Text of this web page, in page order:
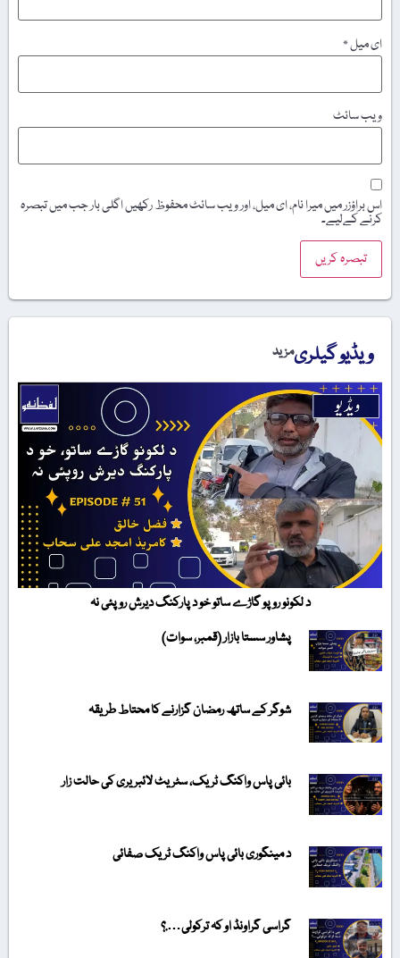
ای میل*
ویب‌ سائٹ
اس براؤزر میں میرا نام، ای میل، اور ویب سائٹ محفوظ رکھیں اگلی بار جب میں تبصرہ
کرنے کےلیے۔
ویڈیو گیلریمزید
د لکونو روپو گاڑے ساتو خو د پارکنگ دیرش روپئی نہ
پشاور سستا بازار (قمبر، سوات)
شوگر کے ساتھ رمضان گزارنے کا محتاط طریقہ
بائی پاس واکنگ ٹریک، سٹریٹ لائبریری کی حالت زار
د مینگوری بائی پاس واکنگ ٹریک صفائی
گراسی گراونڈ او کہ ترکولی….؟